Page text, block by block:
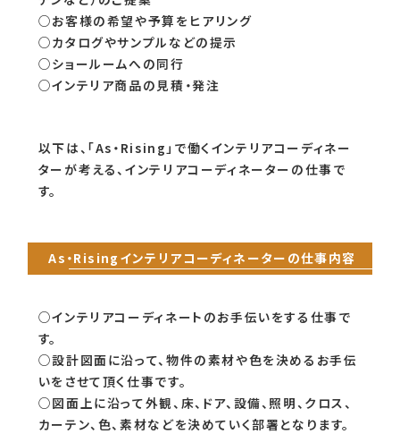
○お客様の希望や予算をヒアリング
○カタログやサンプルなどの提示
○ショールームへの同行
○インテリア商品の見積・発注
以下は、「As・Rising」で働くインテリアコーディネー
ターが考える、インテリアコーディネーターの仕事で
す。
As・Risingインテリアコーディネーターの仕事内容
○インテリアコーディネートのお手伝いをする仕事で
す。
○設計図面に沿って、物件の素材や色を決めるお手伝
いをさせて頂く仕事です。
○図面上に沿って外観、床、ドア、設備、照明、クロス、
カーテン、色、素材などを決めていく部署となります。